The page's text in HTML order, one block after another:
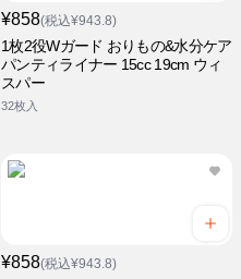
¥858(税込¥943.8)
1枚2役Wガード おりもの&水分ケア
パンティライナー 15cc 19cm ウィ
スパー
32枚入
¥858(税込¥943.8)